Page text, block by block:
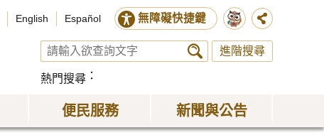
English Español 無障礙快捷鍵
進階搜尋
熱門搜尋
便民服務 新聞與公告